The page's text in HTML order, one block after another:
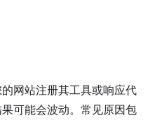
网站注册其工具或响应代
可能会波动。常见原因包